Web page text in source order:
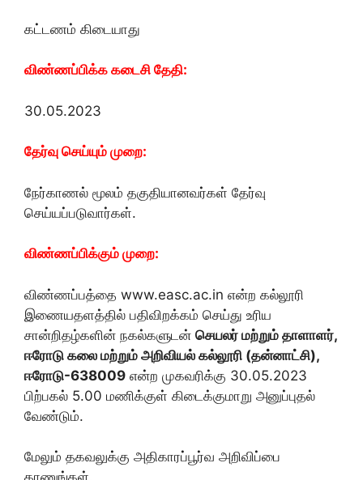
கட்டணம் கிடையாது
விண்ணப்பிக்க கடைசி தேதி:
30.05.2023
தேர்வு செய்யும் முறை:
நேர்காணல் மூலம் தகுதியானவர்கள் தேர்வு
செய்யப்படுவார்கள்.
விண்ணப்பிக்கும் முறை:
விண்ணப்பத்தை www.easc.ac.in என்ற கல்லூரி
இணையதளத்தில் பதிவிறக்கம் செய்து உரிய
சான்றிதழ்களின் நகல்களுடன் செயலர் மற்றும் தாளாளர்,
ஈரோடு கலை மற்றும் அறிவியல் கல்லூரி (தன்னாட்சி),
ஈரோடு-638009 என்ற முகவரிக்கு 30.05.2023
பிற்பகல் 5.00 மணிக்குள் கிடைக்குமாறு அனுப்புதல்
வேண்டும்.
மேலும் தகவலுக்கு அதிகாரப்பூர்வ அறிவிப்பை
காணுங்கள்.